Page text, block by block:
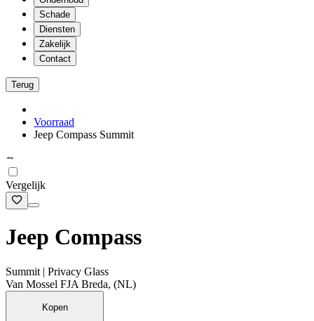
Schade
Diensten
Zakelijk
Contact
Terug
Voorraad
Jeep Compass Summit
Vergelijk
Jeep Compass
Summit | Privacy Glass
Van Mossel FJA Breda, (NL)
Kopen